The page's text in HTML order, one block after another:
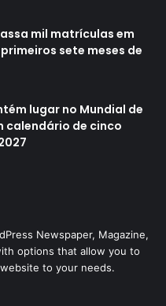
mil matrículas em
sete meses de
lugar no Mundial de
calendário de cinco
Newspaper, Magazine,
options that allow you to
to your needs.